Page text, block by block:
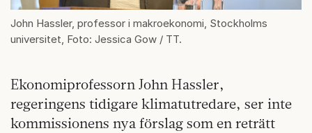
John Hassler, professor i makroekonomi, Stockholms
universitet, Foto: Jessica Gow / TT.
Ekonomiprofessorn John Hassler,
regeringens tidigare klimatutredare, ser inte
kommissionens nya förslag som en reträtt